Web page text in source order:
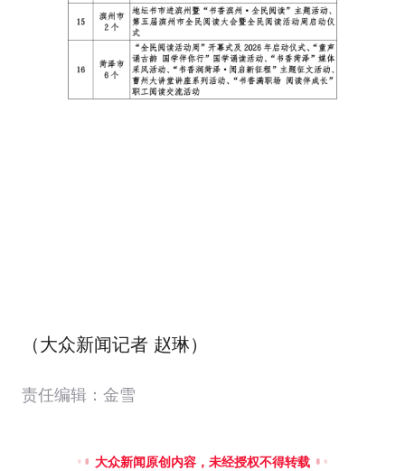
（大众新闻记者 赵琳）
责任编辑：金雪
大众新闻原创内容，未经授权不得转载